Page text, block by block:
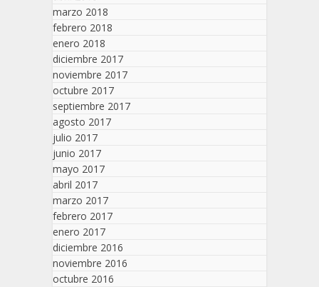
marzo 2018
febrero 2018
enero 2018
diciembre 2017
noviembre 2017
octubre 2017
septiembre 2017
agosto 2017
julio 2017
junio 2017
mayo 2017
abril 2017
marzo 2017
febrero 2017
enero 2017
diciembre 2016
noviembre 2016
octubre 2016